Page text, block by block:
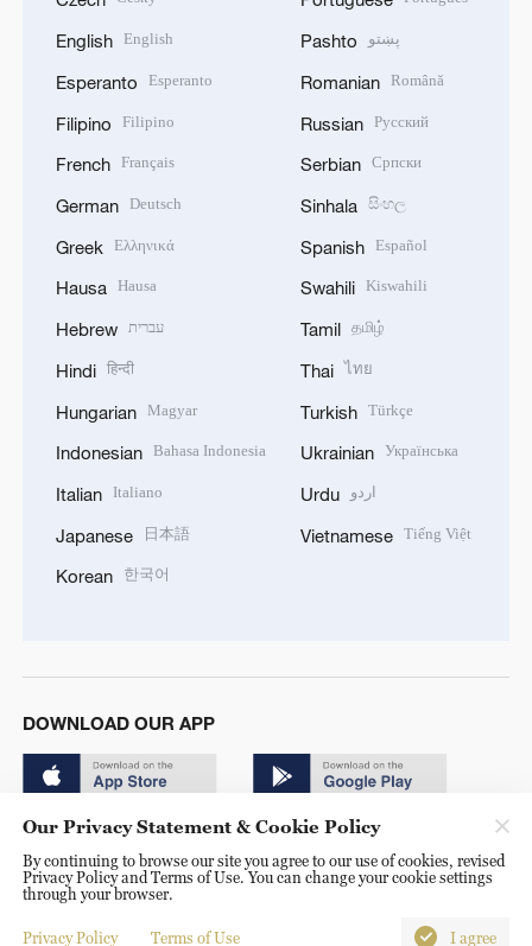
English English
Esperanto Esperanto
Filipino Filipino
French Français
German Deutsch
Greek Ελληνικά
Hausa Hausa
Hebrew עברית
Hindi हिन्दी
Hungarian Magyar
Indonesian Bahasa Indonesia
Italian Italiano
Japanese 日本語
Korean 한국어
Pashto پښتو
Romanian Română
Russian Русский
Serbian Српски
Sinhala සිංහල
Spanish Español
Swahili Kiswahili
Tamil தமிழ்
Thai ไทย
Turkish Türkçe
Ukrainian Українська
Urdu اردو
Vietnamese Tiếng Việt
DOWNLOAD OUR APP
© China Radio International.CRI. All Rights Reserved. 16A
Shijingshan Road, Beijing, China. 100040
Our Privacy Statement & Cookie Policy
By continuing to browse our site you agree to our use of cookies, revised
Privacy Policy and Terms of Use. You can change your cookie settings
through your browser.
Privacy Policy Terms of Use I agree